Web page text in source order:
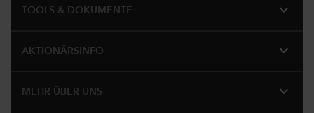
TOOLS & DOKUMENTE expand_more
AKTIONÄRSINFO expand_more
MEHR ÜBER UNS expand_more